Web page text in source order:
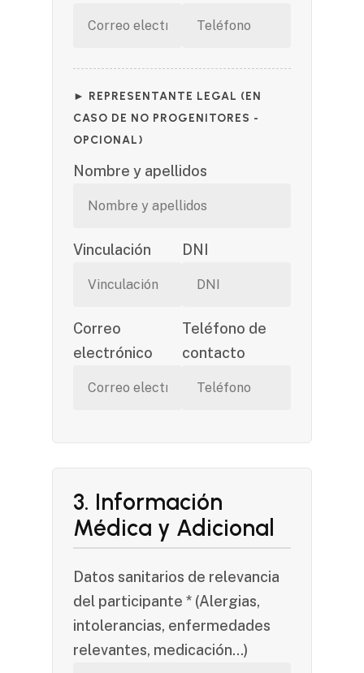
► REPRESENTANTE LEGAL (EN
CASO DE NO PROGENITORES -
OPCIONAL)
Nombre y apellidos
Vinculación DNI
Correo
electrónico
Teléfono de
contacto
3. Información
Médica y Adicional
Datos sanitarios de relevancia
del participante * (Alergias,
intolerancias, enfermedades
relevantes, medicación...)